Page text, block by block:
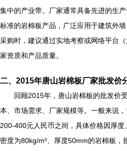
集中的产业带。厂家通常具备先进的生
标准的岩棉板产品，广泛应用于建筑外
采购时，建议通过实地考察或网络平台
家资质和产品质量。
二、2015年唐山岩棉板厂家批发价
回顾2015年，唐山岩棉板的批发价
本、市场需求、厂家规模等。一般来说
200-400元人民币之间，具体价格因厚度
密度为80kg/m³、厚度50mm的岩棉板，